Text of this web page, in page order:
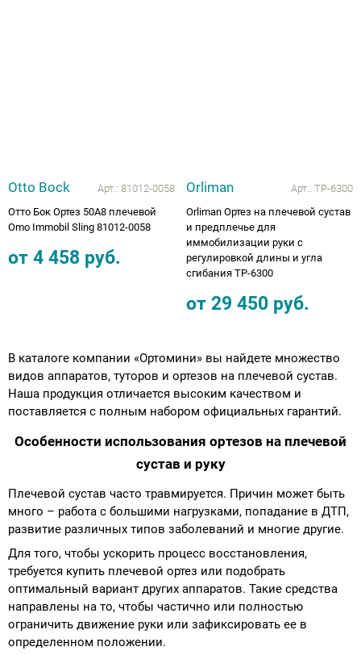
Otto Bock Арт.: 81012-0058
Отто Бок Ортез 50A8 плечевой
Omo Immobil Sling 81012-0058
от 4 458 руб.
Orliman Арт.: TP-6300
Orliman Ортез на плечевой сустав
и предплечье для
иммобилизации руки с
регулировкой длины и угла
сгибания TP-6300
от 29 450 руб.
В каталоге компании «Ортомини» вы найдете множество
видов аппаратов, туторов и ортезов на плечевой сустав.
Наша продукция отличается высоким качеством и
поставляется с полным набором официальных гарантий.
Особенности использования ортезов на плечевой
сустав и руку
Плечевой сустав часто травмируется. Причин может быть
много – работа с большими нагрузками, попадание в ДТП,
развитие различных типов заболеваний и многие другие.
Для того, чтобы ускорить процесс восстановления,
требуется купить плечевой ортез или подобрать
оптимальный вариант других аппаратов. Такие средства
направлены на то, чтобы частично или полностью
ограничить движение руки или зафиксировать ее в
определенном положении.
для ЛФК
Одежда ортопедическая (адаптивная) для
инвалидов